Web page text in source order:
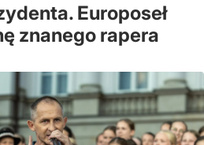
Europoseł
znanego rapera